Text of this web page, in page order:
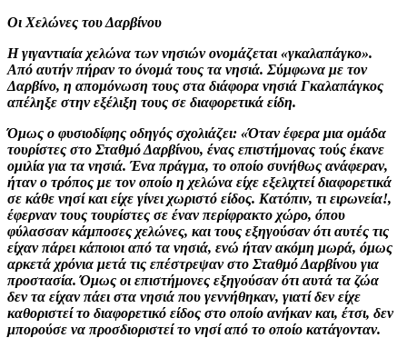
Οι Χελώνες του Δαρβίνου
Η γιγαντιαία χελώνα των νησιών ονομάζεται «γκαλαπάγκο».
Από αυτήν πήραν το όνομά τους τα νησιά. Σύμφωνα με τον
Δαρβίνο, η απομόνωση τους στα διάφορα νησιά Γκαλαπάγκος
απέληξε στην εξέλιξη τους σε διαφορετικά είδη.
Όμως ο φυσιοδίφης οδηγός σχολιάζει: «Όταν έφερα μια ομάδα
τουρίστες στο Σταθμό Δαρβίνου, ένας επιστήμονας τούς έκανε
ομιλία για τα νησιά. Ένα πράγμα, το οποίο συνήθως ανάφεραν,
ήταν ο τρόπος με τον οποίο η χελώνα είχε εξελιχτεί διαφορετικά
σε κάθε νησί και είχε γίνει χωριστό είδος. Κατόπιν, τι ειρωνεία!,
έφερναν τους τουρίστες σε έναν περίφρακτο χώρο, όπου
φύλασσαν κάμποσες χελώνες, και τους εξηγούσαν ότι αυτές τις
είχαν πάρει κάποιοι από τα νησιά, ενώ ήταν ακόμη μωρά, όμως
αρκετά χρόνια μετά τις επέστρεψαν στο Σταθμό Δαρβίνου για
προστασία. Όμως οι επιστήμονες εξηγούσαν ότι αυτά τα ζώα
δεν τα είχαν πάει στα νησιά που γεννήθηκαν, γιατί δεν είχε
καθοριστεί το διαφορετικό είδος στο οποίο ανήκαν και, έτσι, δεν
μπορούσε να προσδιοριστεί το νησί από το οποίο κατάγονταν.